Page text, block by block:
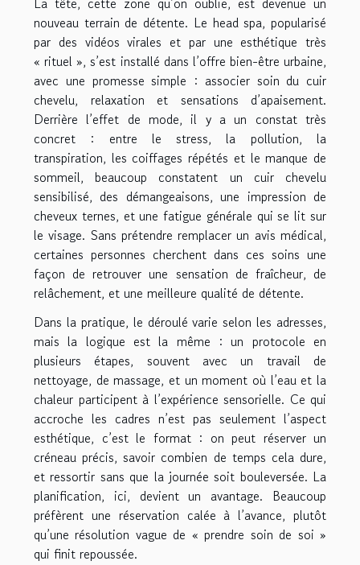
nouveau terrain de détente. Le head spa, popularisé
par des vidéos virales et par une esthétique très
« rituel », s’est installé dans l’offre bien-être urbaine,
avec une promesse simple : associer soin du cuir
chevelu, relaxation et sensations d’apaisement.
Derrière l’effet de mode, il y a un constat très
concret : entre le stress, la pollution, la
transpiration, les coiffages répétés et le manque de
sommeil, beaucoup constatent un cuir chevelu
sensibilisé, des démangeaisons, une impression de
cheveux ternes, et une fatigue générale qui se lit sur
le visage. Sans prétendre remplacer un avis médical,
certaines personnes cherchent dans ces soins une
façon de retrouver une sensation de fraîcheur, de
relâchement, et une meilleure qualité de détente.
Dans la pratique, le déroulé varie selon les adresses,
mais la logique est la même : un protocole en
plusieurs étapes, souvent avec un travail de
nettoyage, de massage, et un moment où l’eau et la
chaleur participent à l’expérience sensorielle. Ce qui
accroche les cadres n’est pas seulement l’aspect
esthétique, c’est le format : on peut réserver un
créneau précis, savoir combien de temps cela dure,
et ressortir sans que la journée soit bouleversée. La
planification, ici, devient un avantage. Beaucoup
préfèrent une réservation calée à l’avance, plutôt
qu’une résolution vague de « prendre soin de soi »
qui finit repoussée.